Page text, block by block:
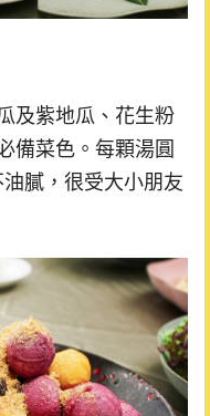
及紫地瓜、花生粉
備菜色。每顆湯圓
膩，很受大小朋友